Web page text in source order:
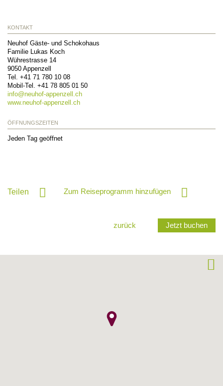
KONTAKT
Neuhof Gäste- und Schokohaus
Familie Lukas Koch
Wührestrasse 14
9050 Appenzell
Tel. +41 71 780 10 08
Mobil-Tel. +41 78 805 01 50
info@neuhof-appenzell.ch
www.neuhof-appenzell.ch
ÖFFNUNGSZEITEN
Jeden Tag geöffnet
Teilen Zum Reiseprogramm hinzufügen
zurück Jetzt buchen